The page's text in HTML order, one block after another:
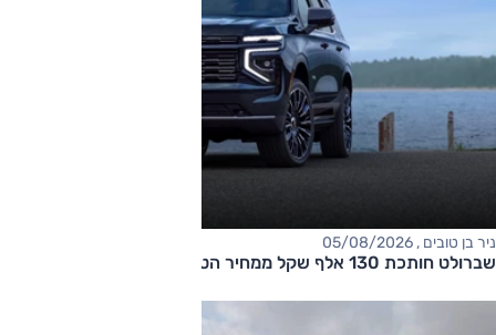
ניר בן טובים , 05/08/2026
שברולט חותכת 130 אלף שקל ממחיר הטאהו